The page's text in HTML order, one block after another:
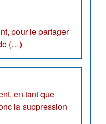
pour le partager
(…)
en tant que
la suppression